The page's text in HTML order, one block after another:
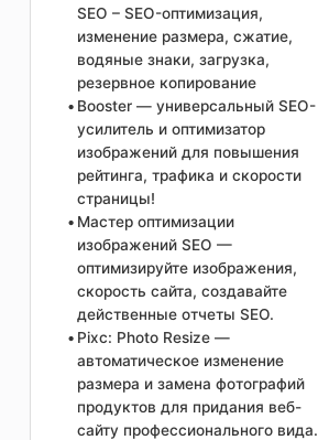
SEO – SEO-оптимизация,
изменение размера, сжатие,
водяные знаки, загрузка,
резервное копирование
Booster — универсальный SEO-
усилитель и оптимизатор
изображений для повышения
рейтинга, трафика и скорости
страницы!
Мастер оптимизации
изображений SEO —
оптимизируйте изображения,
скорость сайта, создавайте
действенные отчеты SEO.
Pixc: Photo Resize —
автоматическое изменение
размера и замена фотографий
продуктов для придания веб-
сайту профессионального вида.